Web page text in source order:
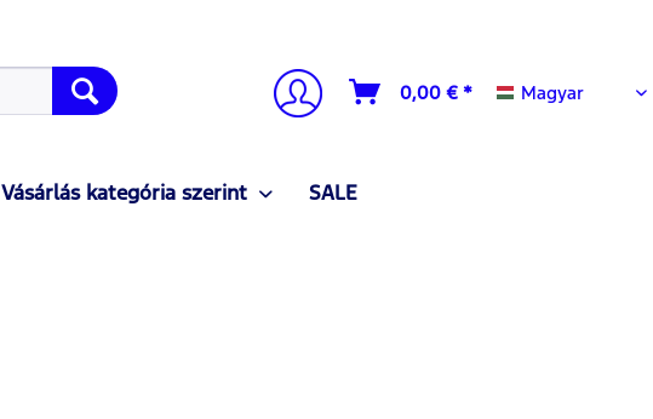
0,00 € * Magyar
Magyar
Vásárlás kategória szerint SALE